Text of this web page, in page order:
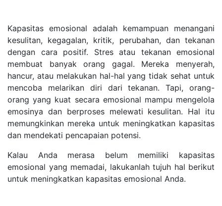
Kapasitas emosional adalah kemampuan menangani
kesulitan, kegagalan, kritik, perubahan, dan tekanan
dengan cara positif. Stres atau tekanan emosional
membuat banyak orang gagal. Mereka menyerah,
hancur, atau melakukan hal-hal yang tidak sehat untuk
mencoba melarikan diri dari tekanan. Tapi, orang-
orang yang kuat secara emosional mampu mengelola
emosinya dan berproses melewati kesulitan. Hal itu
memungkinkan mereka untuk meningkatkan kapasitas
dan mendekati pencapaian potensi.
Kalau Anda merasa belum memiliki kapasitas
emosional yang memadai, lakukanlah tujuh hal berikut
untuk meningkatkan kapasitas emosional Anda.